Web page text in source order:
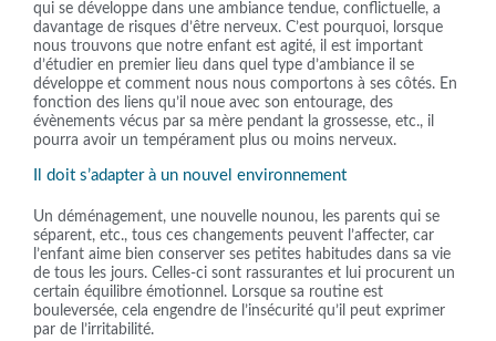
qui se développe dans une ambiance tendue, conflictuelle, a
davantage de risques d’être nerveux. C’est pourquoi, lorsque
nous trouvons que notre enfant est agité, il est important
d’étudier en premier lieu dans quel type d’ambiance il se
développe et comment nous nous comportons à ses côtés. En
fonction des liens qu’il noue avec son entourage, des
évènements vécus par sa mère pendant la grossesse, etc., il
pourra avoir un tempérament plus ou moins nerveux.
Il doit s’adapter à un nouvel environnement
Un déménagement, une nouvelle nounou, les parents qui se
séparent, etc., tous ces changements peuvent l’affecter, car
l’enfant aime bien conserver ses petites habitudes dans sa vie
de tous les jours. Celles-ci sont rassurantes et lui procurent un
certain équilibre émotionnel. Lorsque sa routine est
bouleversée, cela engendre de l’insécurité qu’il peut exprimer
par de l’irritabilité.